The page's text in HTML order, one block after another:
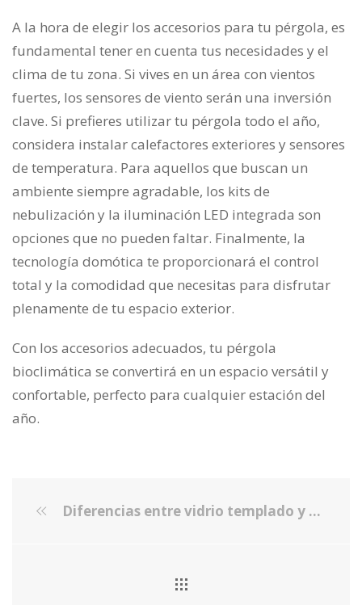
A la hora de elegir los accesorios para tu pérgola, es
fundamental tener en cuenta tus necesidades y el
clima de tu zona. Si vives en un área con vientos
fuertes, los sensores de viento serán una inversión
clave. Si prefieres utilizar tu pérgola todo el año,
considera instalar calefactores exteriores y sensores
de temperatura. Para aquellos que buscan un
ambiente siempre agradable, los kits de
nebulización y la iluminación LED integrada son
opciones que no pueden faltar. Finalmente, la
tecnología domótica te proporcionará el control
total y la comodidad que necesitas para disfrutar
plenamente de tu espacio exterior.
Con los accesorios adecuados, tu pérgola
bioclimática se convertirá en un espacio versátil y
confortable, perfecto para cualquier estación del
año.
Diferencias entre vidrio templado y vidrio laminado